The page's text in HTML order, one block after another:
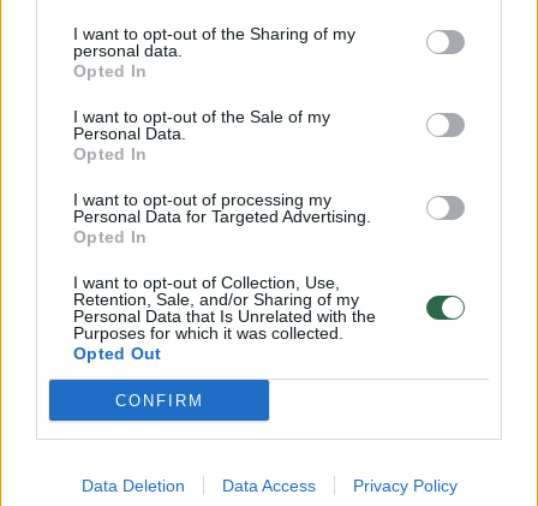
I want to opt-out of the Sharing of my
personal data.
Opted In
I want to opt-out of the Sale of my
Personal Data.
Opted In
I want to opt-out of processing my
Personal Data for Targeted Advertising.
Opted In
I want to opt-out of Collection, Use,
Retention, Sale, and/or Sharing of my
Personal Data that Is Unrelated with the
Purposes for which it was collected.
Opted Out
CONFIRM
Data Deletion Data Access Privacy Policy
daugelis žurnalistų, sėdinčių medijų
centruose, dar nesupranta, kaip pasikeitė
pasaulis. Jie įsivaizduoja, kad vien todėl, jog
baigė žurnalistiką, jie turi teisę neklysti,
neklausyti ir nekritikuoti savęs. Kad tik jie gali
kalbėti. Bet taip nėra.
Po nedidelio incidento dar kalbėjau su kita
žurnaliste. Ji paklausė: „O tu nebijai, kad tau
uždraus užeiti į Seimą?“ O kur tai parašyta,
kad negalima keiktis jame? Seimas – tai
visų namai. Uždrausti užeiti ten galima tik